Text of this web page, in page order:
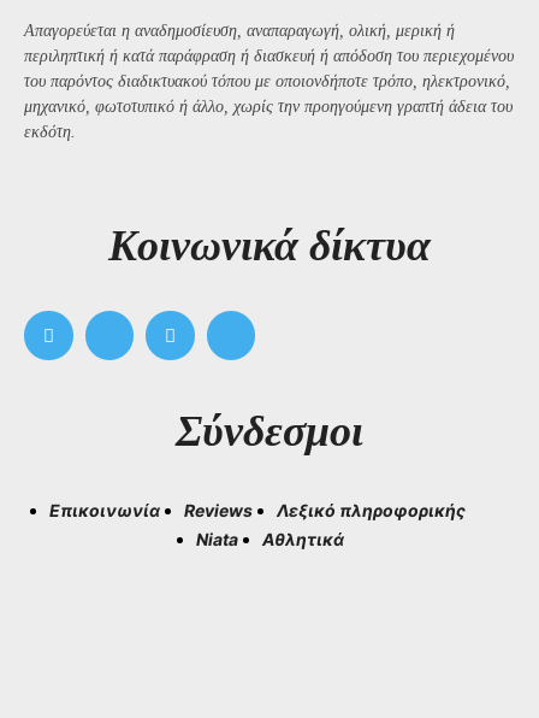
Απαγορεύεται η αναδημοσίευση, αναπαραγωγή, ολική, μερική ή
περιληπτική ή κατά παράφραση ή διασκευή ή απόδοση του περιεχομένου
του παρόντος διαδικτυακού τόπου με οποιονδήποτε τρόπο, ηλεκτρονικό,
μηχανικό, φωτοτυπικό ή άλλο, χωρίς την προηγούμενη γραπτή άδεια του
εκδότη.
Kοινωνικά δίκτυα
Σύνδεσμοι
Επικοινωνία Reviews
Λεξικό πληροφορικής
Niata
Αθλητικά